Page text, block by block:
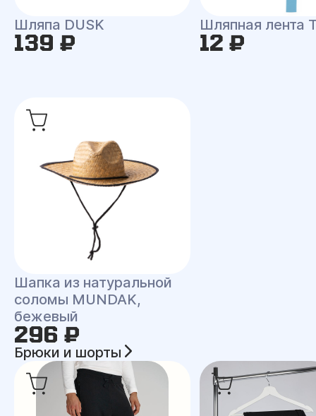
Шляпа DUSK
139 ₽
Шляпная лента
12 ₽
Шапка из натуральной
соломы MUNDAK,
бежевый
296 ₽
Брюки и шорты